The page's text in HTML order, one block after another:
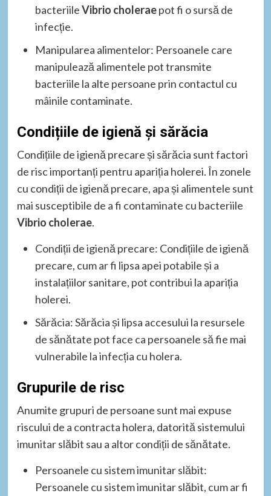
bacteriileVibrio choleraepot fi o sursă de
infecție.
Manipularea alimentelor: Persoanele care
manipulează alimentele pot transmite
bacteriile la alte persoane prin contactul cu
mâinile contaminate.
Condițiile de igienă și sărăcia
Condițiile de igienă precare și sărăcia sunt factori
de risc importanți pentru apariția holerei. În zonele
cu condiții de igienă precare, apa și alimentele sunt
mai susceptibile de a fi contaminate cu bacteriile
Vibrio cholerae.
Condiții de igienă precare: Condițiile de igienă
precare, cum ar fi lipsa apei potabile și a
instalațiilor sanitare, pot contribui la apariția
holerei.
Sărăcia: Sărăcia și lipsa accesului la resursele
de sănătate pot face ca persoanele să fie mai
vulnerabile la infecția cu holera.
Grupurile de risc
Anumite grupuri de persoane sunt mai expuse
riscului de a contracta holera, datorită sistemului
imunitar slăbit sau a altor condiții de sănătate.
Persoanele cu sistem imunitar slăbit:
Persoanele cu sistem imunitar slăbit, cum ar fi